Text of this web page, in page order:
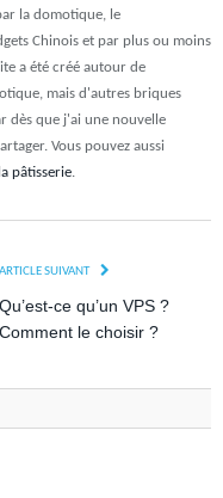
la domotique, le
Chinois et par plus ou moins
a été créé autour de
mais d'autres briques
dès que j'ai une nouvelle
Vous pouvez aussi
pâtisserie.
ARTICLE SUIVANT
Qu’est-ce qu’un VPS ?
Comment le choisir ?